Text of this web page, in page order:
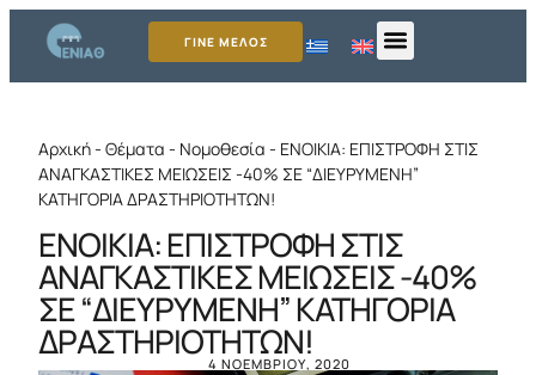
ΓΙΝΕ ΜΕΛΟΣ
Αρχική- Θέματα - Νομοθεσία - ΕΝΟΙΚΙΑ: ΕΠΙΣΤΡΟΦΗ ΣΤΙΣ
ΑΝΑΓΚΑΣΤΙΚΕΣ ΜΕΙΩΣΕΙΣ -40% ΣΕ “ΔΙΕΥΡΥΜΕΝΗ”
ΚΑΤΗΓΟΡΙΑ ΔΡΑΣΤΗΡΙΟΤΗΤΩΝ!
ΕΝΟΙΚΙΑ: ΕΠΙΣΤΡΟΦΗ ΣΤΙΣ
ΑΝΑΓΚΑΣΤΙΚΕΣ ΜΕΙΩΣΕΙΣ -40%
ΣΕ “ΔΙΕΥΡΥΜΕΝΗ” ΚΑΤΗΓΟΡΙΑ
ΔΡΑΣΤΗΡΙΟΤΗΤΩΝ!
4 ΝΟΕΜΒΡΊΟΥ, 2020